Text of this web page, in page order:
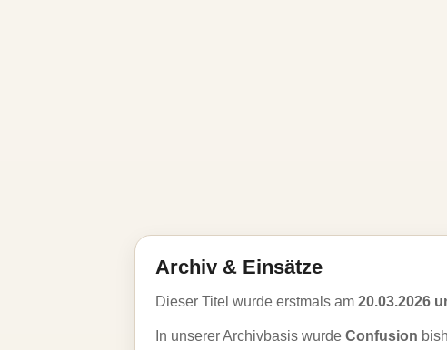
Archiv & Einsätze
Dieser Titel wurde erstmals am 20.03.2026
In unserer Archivbasis wurde Confusion